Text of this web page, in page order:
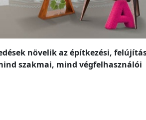
növelik az építkezési,
szakmai, mind végfelhasználói